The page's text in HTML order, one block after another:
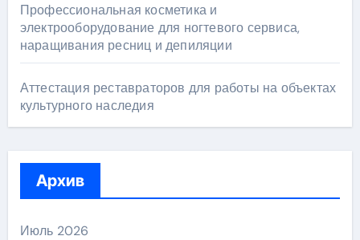
Профессиональная косметика и
электрооборудование для ногтевого сервиса,
наращивания ресниц и депиляции
Аттестация реставраторов для работы на объектах
культурного наследия
Архив
Июль 2026